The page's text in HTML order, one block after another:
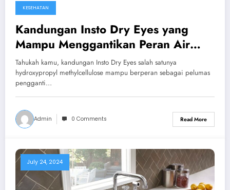
August 12, 2024
KESEHATAN
Kandungan Insto Dry Eyes yang
Mampu Menggantikan Peran Air
Mata
Tahukah kamu, kandungan Insto Dry Eyes salah satunya
hydroxypropyl methylcellulose mampu berperan sebagai pelumas
pengganti…
Admin 0 Comments Read More
July 24, 2024